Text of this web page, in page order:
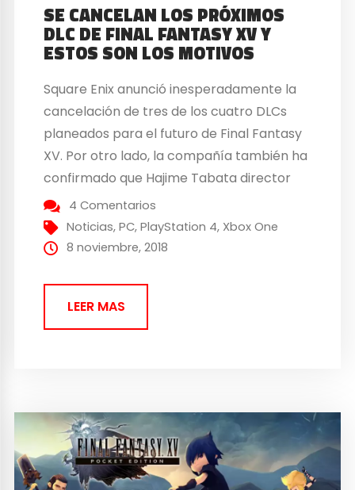
SE CANCELAN LOS PRÓXIMOS
DLC DE FINAL FANTASY XV Y
ESTOS SON LOS MOTIVOS
Square Enix anunció inesperadamente la
cancelación de tres de los cuatro DLCs
planeados para el futuro de Final Fantasy
XV. Por otro lado, la compañía también ha
confirmado que Hajime Tabata director
del juego, ha abandonado la compañía.
Malas noticias para Square Enix… Los
episodios cancelados de Final Fantasy XV
Lunafreye y...
4 Comentarios
Noticias,PC,PlayStation 4, Xbox One
8 noviembre, 2018
LEER MAS